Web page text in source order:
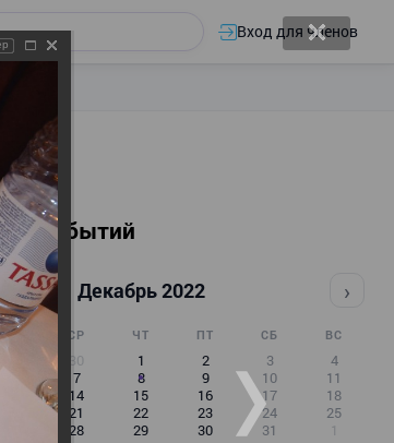
Вход для членов
событий
Декабрь 2022 ›
ВТ СР ЧТ ПТ СБ ВС
30 1 2 3
4
6 7 8 9 10
11
14 15 16 17
18
21 22 23 24
25
28 29 30 31 1